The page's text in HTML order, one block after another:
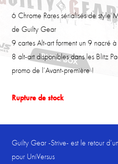
6 Chrome Rares sérialisés de style
de Guilty Gear
9 cartes Alt-art forment un 9 nacré
8 alt-art disponibles dans les Blitz
promo de l’Avant-première !
Rupture de stock
Guilty Gear -Strive- est le retour
pour UniVersus